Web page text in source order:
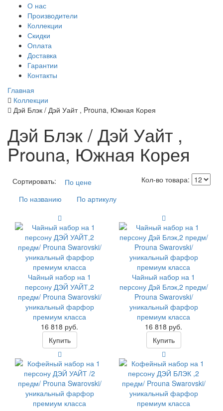
О нас
Производители
Коллекции
Скидки
Оплата
Доставка
Гарантии
Контакты
Главная
Коллекции
Дэй Блэк / Дэй Уайт , Prouna, Южная Корея
Дэй Блэк / Дэй Уайт ,
Prouna, Южная Корея
Кол-во товара:
Сортировать:
По цене
По названию
По артикулу
Чайный набор на 1
персону ДЭЙ УАЙТ,2
предм/ Prouna Swarovski/
уникальный фарфор
премиум класса
16 818 руб.
Купить
Чайный набор на 1
персону Дэй Блэк,2 предм/
Prouna Swarovski/
уникальный фарфор
премиум класса
16 818 руб.
Купить